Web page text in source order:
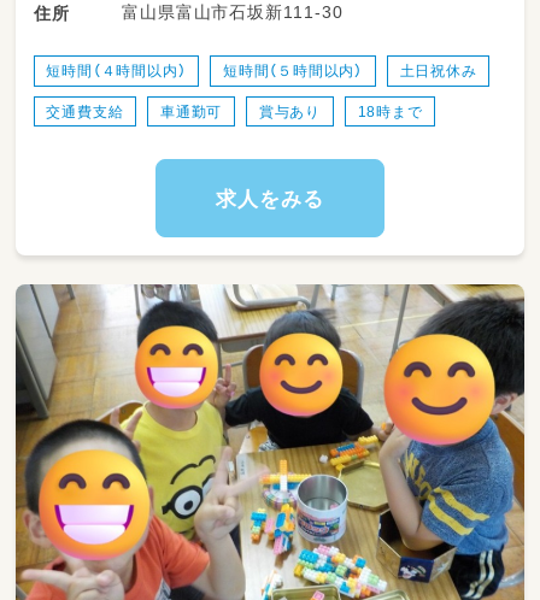
など
住所
富山県富山市石坂新111-30
短時間（４時間以内） 短時間（５時間以内） 土日祝休み
交通費支給 車通勤可 賞与あり 18時まで
求人をみる